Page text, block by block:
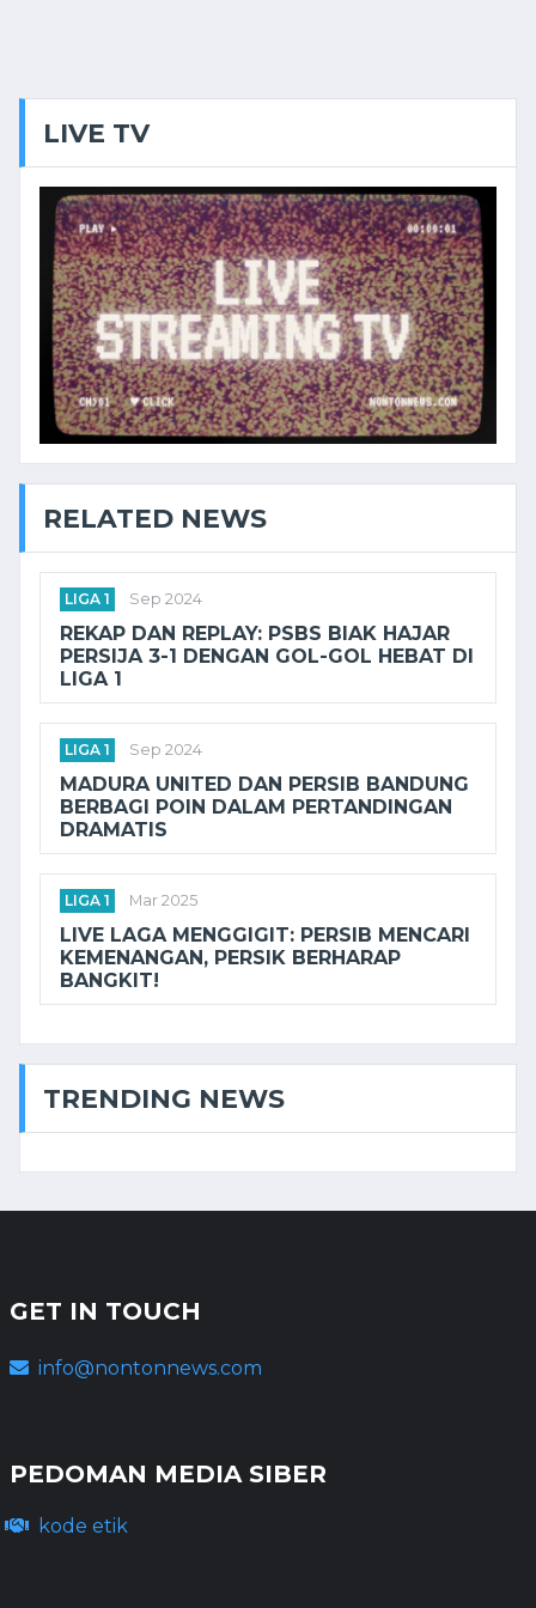
LIVE TV
RELATED NEWS
LIGA 1 Sep 2024
REKAP DAN REPLAY: PSBS BIAK HAJAR
PERSIJA 3-1 DENGAN GOL-GOL HEBAT DI
LIGA 1
LIGA 1 Sep 2024
MADURA UNITED DAN PERSIB BANDUNG
BERBAGI POIN DALAM PERTANDINGAN
DRAMATIS
LIGA 1 Mar 2025
LIVE LAGA MENGGIGIT: PERSIB MENCARI
KEMENANGAN, PERSIK BERHARAP
BANGKIT!
TRENDING NEWS
GET IN TOUCH
info@nontonnews.com
PEDOMAN MEDIA SIBER
kode etik